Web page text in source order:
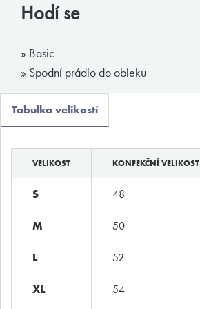
Hodí se
» Basic
» Spodní prádlo do obleku
Tabulka velikostí
VELIKOST KONFEKČNÍ VELIKOST
S 48
M 50
L 52
XL 54
Boxerky
Tanga, jocky
Legíny a body
Trika, tilka
Pyžama, volný čas
Plavky
Kontakty
butler@mybutler.cz